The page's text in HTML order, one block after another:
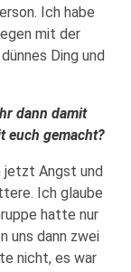
Ich habe
mit der
Ding und
dann damit
euch gemacht?
jetzt Angst und
Ich glaube
hatte nur
uns dann zwei
nicht, es war